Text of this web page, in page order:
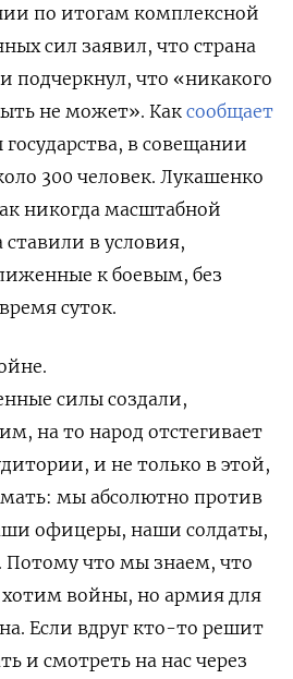
по итогам комплексной
сил заявил, что страна
подчеркнул, что «никакого
не может». Как сообщает
в совещании
300 человек. Лукашенко
никогда масштабной
в условия,
к боевым, без
суток.
силы создали,
на то народ отстегивает
и не только в этой,
мы абсолютно против
офицеры, наши солдаты,
что мы знаем, что
войны, но армия для
Если вдруг кто-то решит
и смотреть на нас через